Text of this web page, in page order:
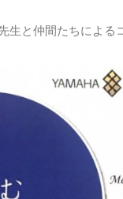
生と仲間たちによ